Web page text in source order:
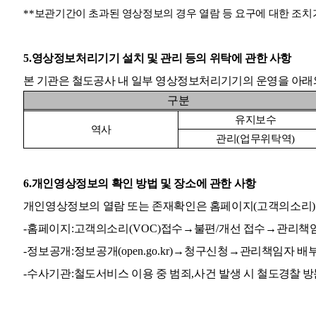
**보관기간이 초과된 영상정보의 경우 열람 등 요구에 대한 조치
5.영상정보처리기기 설치 및 관리 등의 위탁에 관한 사항
본 기관은 철도공사 내 일부 영상정보처리기기의 운영을 아
구분
역사
유지보수
관리(업무위탁역)
6.개인영상정보의 확인 방법 및 장소에 관한 사항
개인영상정보의 열람 또는 존재확인은 홈페이지(고객의소리)
-홈페이지 :고객의소리 (VOC)접수 → 불편/개선 접수 → 관리책
-정보공개 :정보공개(open.go.kr)→ 청구신청 → 관리책임자 배
-수사기관:철도서비스 이용 중 범죄 ,사건 발생 시 철 도경찰